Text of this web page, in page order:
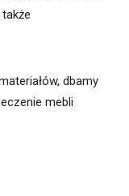
dbamy
mebli